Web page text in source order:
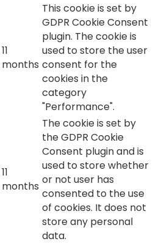
11
months
This cookie is set by
GDPR Cookie Consent
plugin. The cookie is
used to store the user
consent for the
cookies in the
category
"Performance".
11
months
The cookie is set by
the GDPR Cookie
Consent plugin and is
used to store whether
or not user has
consented to the use
of cookies. It does not
store any personal
data.